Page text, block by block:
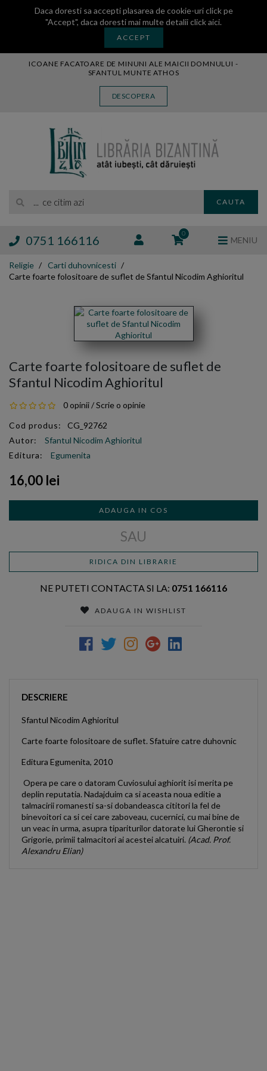
Daca doresti sa accepti plasarea de cookie-uri click pe
"Accept", daca doresti mai multe detaliiclick aici.
ACCEPT
ICOANE FACATOARE DE MINUNI ALE MAICII DOMNULUI -
SFANTUL MUNTE ATHOS
DESCOPERA
CAUTA
0751 166116 0
MENIU
MANASTIREA VATOPEDI
BLOG
TAMAIE
Religie
Carti duhovnicesti
Carte foarte folositoare de suflet de Sfantul Nicodim Aghioritul
Carte foarte folositoare de suflet de
Sfantul Nicodim Aghioritul
0 opinii/Scrie o opinie
Cod produs:
CG_92762
Autor:
Sfantul Nicodim Aghioritul
Editura:
Egumenita
16,00 lei
ADAUGA IN COS
SAU
RIDICA DIN LIBRARIE
NE PUTETI CONTACTA SI LA: 0751 166116
ADAUGA IN WISHLIST
DESCRIERE
Sfantul Nicodim Aghioritul
Carte foarte folositoare de suflet. Sfatuire catre duhovnic
Editura Egumenita, 2010
Opera pe care o datoram Cuviosului aghiorit isi merita pe
deplin reputatia. Nadajduim ca si aceasta noua editie a
talmacirii romanesti sa-si dobandeasca cititori la fel de
binevoitori ca si cei care zaboveau, cucernici, cu mai bine de
un veac in urma, asupra tipariturilor datorate lui Gherontie si
Grigorie, primii talmacitori ai acestei alcatuiri. (Acad. Prof.
Alexandru Elian)